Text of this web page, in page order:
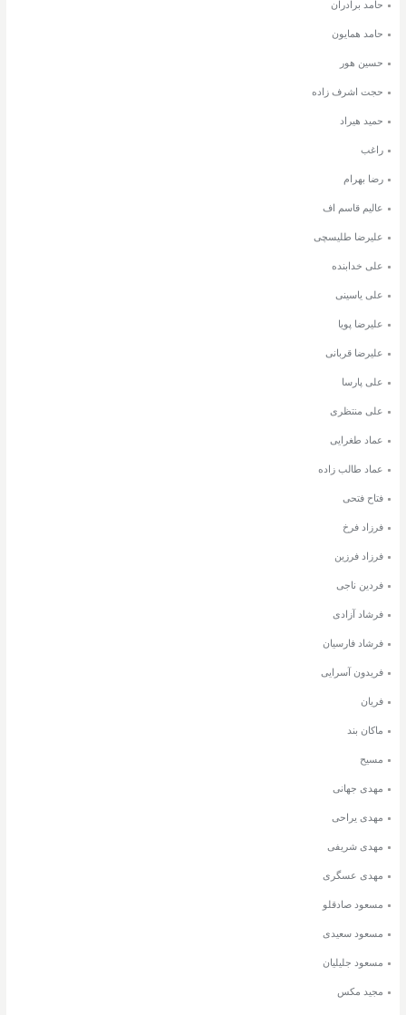
حامد برادران
حامد همایون
حسین هور
حجت اشرف زاده
حمید هیراد
راغب
رضا بهرام
عالیم قاسم اف
علیرضا طلیسچی
علی خدابنده
علی یاسینی
علیرضا پویا
علیرضا قربانی
علی پارسا
علی منتظری
عماد طغرایی
عماد طالب زاده
فتاح فتحی
فرزاد فرخ
فرزاد فرزین
فردین ناجی
فرشاد آزادی
فرشاد فارسیان
فریدون آسرایی
فریان
ماکان بند
مسیح
مهدی جهانی
مهدی یراحی
مهدی شریفی
مهدی عسگری
مسعود صادقلو
مسعود سعیدی
مسعود جلیلیان
مجید مکس